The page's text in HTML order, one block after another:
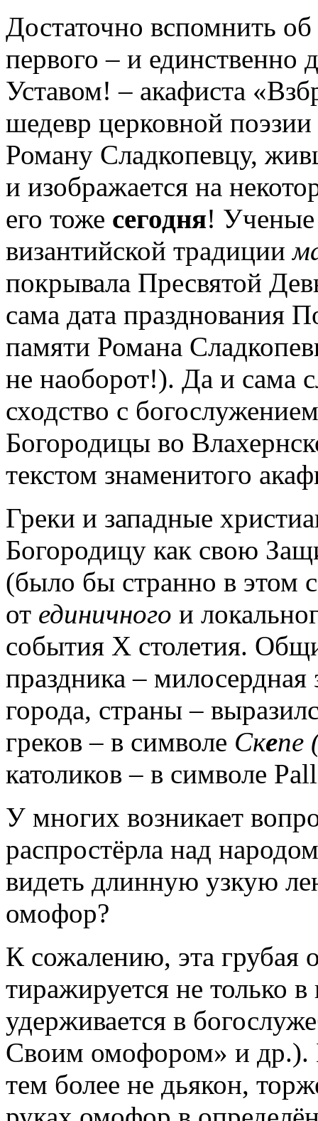
Достаточно вспомнить об
первого – и единственно
Уставом! – акафиста
шедевр церковной
Роману Сладкопевцу,
и изображается на
его тоже сегодня! Ученые
византийской традиции
покрывала Пресвятой
сама дата празднования
памяти Романа
не наоборот!). Да и сама
сходство с
Богородицы во
текстом знаменитого
Греки и западные
Богородицу как свою
(было бы странно в этом
от единичного и
события X столетия.
праздника –
города, страны –
греков – в символе Скепе
католиков – в символе
У многих возникает
распростёрла над
видеть длинную узкую
омофор?
К сожалению, эта грубая
тиражируется не только
удерживается в
Своим омофором» и др.).
тем более не дьякон,